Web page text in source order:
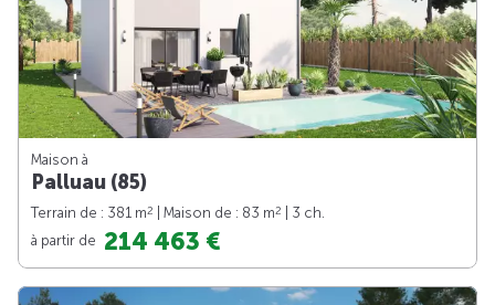
Maison à
Palluau (85)
Terrain de : 381 m2 | Maison de : 83 m2
| 3 ch.
à partir de 214 463 €